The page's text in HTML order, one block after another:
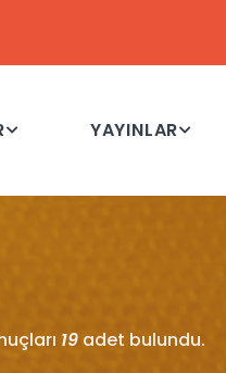
YAYINLAR
19adet bulundu.